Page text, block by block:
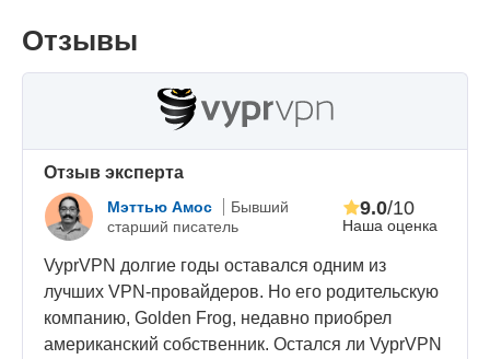
Отзывы
Oтзыв эксперта
Мэттью Амос
Бывший
старший писатель
Наша оценка
9.0/10
VyprVPN долгие годы оставался одним из
лучших VPN-провайдеров. Но его родительскую
компанию, Golden Frog, недавно приобрел
американский собственник. Остался ли VyprVPN